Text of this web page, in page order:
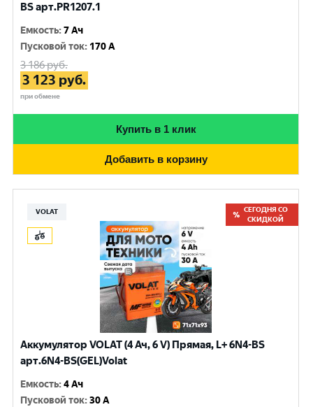
BS арт.PR1207.1
Емкость:7 Ач
Пусковой ток: 170 A
3 186руб.
3 123 руб.
при обмене
Купить в 1 клик
Добавить в корзину
VOLAT
СЕГОДНЯ СО
СКИДКОЙ
Аккумулятор VOLAT (4 Ач, 6 V) Прямая, L+ 6N4-BS
арт.6N4-BS(GEL)Volat
Емкость:4 Ач
Пусковой ток:30 A